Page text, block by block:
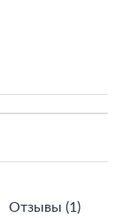
Отзывы (1)